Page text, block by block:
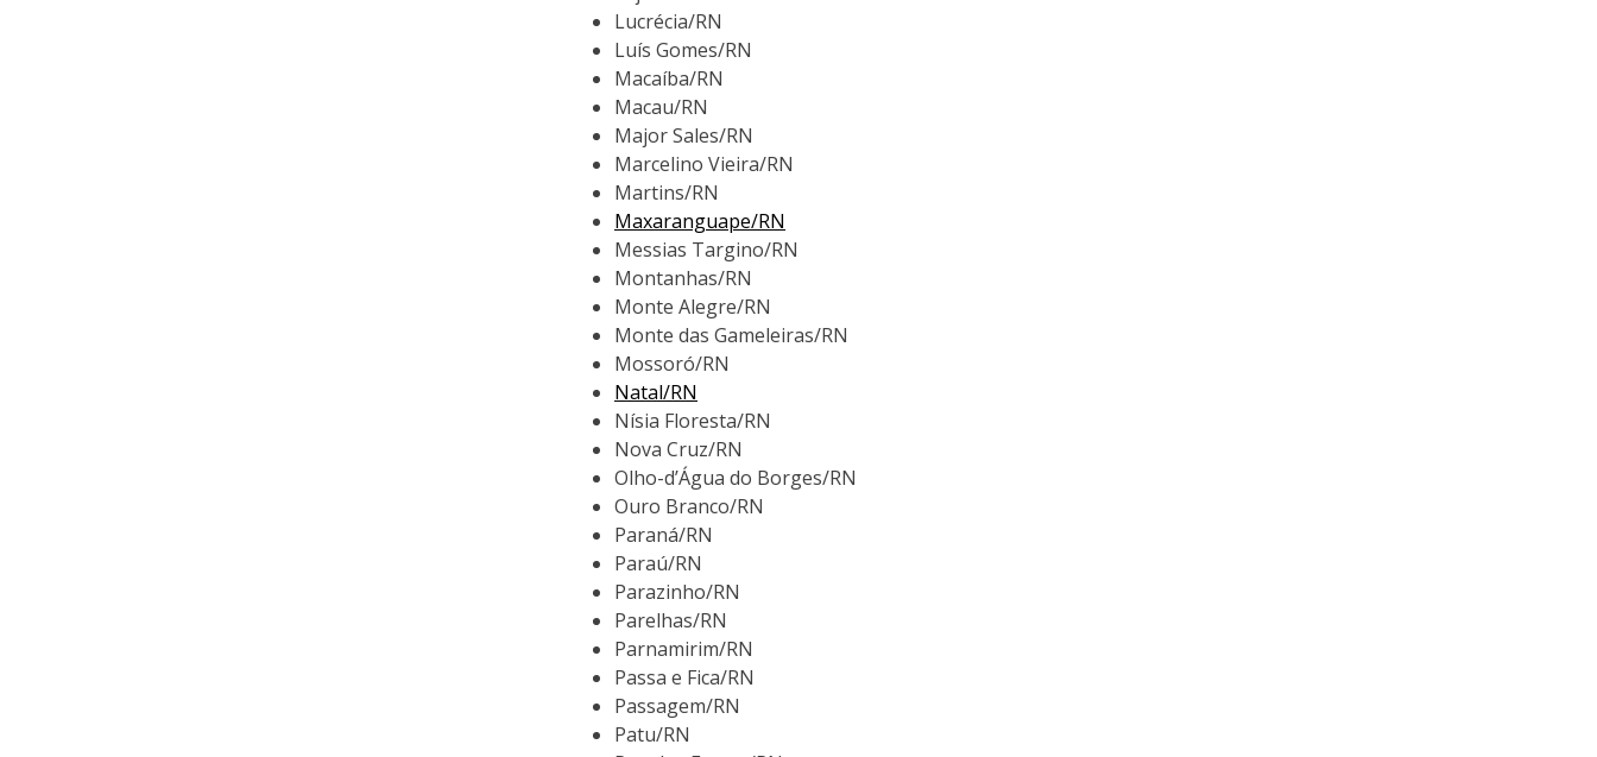
Lucrécia/RN
Luís Gomes/RN
Macaíba/RN
Macau/RN
Major Sales/RN
Marcelino Vieira/RN
Martins/RN
Maxaranguape/RN
Messias Targino/RN
Montanhas/RN
Monte Alegre/RN
Monte das Gameleiras/RN
Mossoró/RN
Natal/RN
Nísia Floresta/RN
Nova Cruz/RN
Olho-d’Água do Borges/RN
Ouro Branco/RN
Paraná/RN
Paraú/RN
Parazinho/RN
Parelhas/RN
Parnamirim/RN
Passa e Fica/RN
Passagem/RN
Patu/RN